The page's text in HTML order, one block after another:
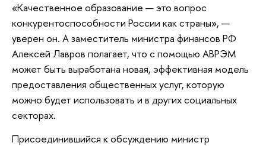
«Качественное образование — это вопрос
конкурентоспособности России как страны», —
уверен он. А заместитель министра финансов РФ
Алексей Лавров полагает, что с помощью АВРЭМ
может быть выработана новая, эффективная модель
предоставления общественных услуг, которую
можно будет использовать и в других социальных
секторах.
Присоединившийся к обсуждению министр